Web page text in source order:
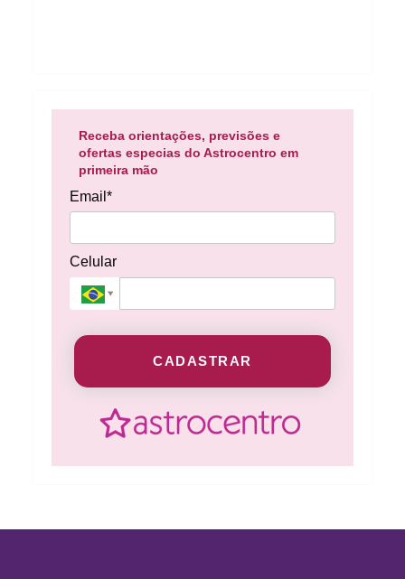
Receba orientações, previsões e
ofertas especias do Astrocentro em
primeira mão
Email*
Celular
CADASTRAR